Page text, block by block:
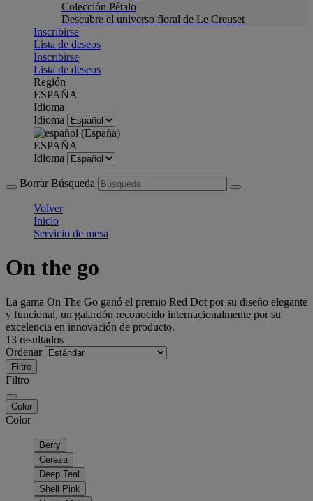
Colección Pétalo
Descubre el universo floral de Le Creuset
Inscribirse
Lista de deseos
Inscribirse
Lista de deseos
Región
ESPAÑA
Idioma
Idioma
ESPAÑA
Idioma
Borrar Búsqueda
Volver
Inicio
Servicio de mesa
On the go
La gama On The Go ganó el premio Red Dot por su diseño elegante
y funcional, un galardón reconocido internacionalmente por su
excelencia en innovación de producto.
13 resultados
Ordenar
Filtro
Filtro
Color
Color
Berry
Cereza
Deep Teal
Shell Pink